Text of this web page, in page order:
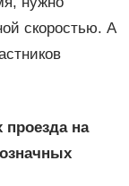
скоростью. А
на